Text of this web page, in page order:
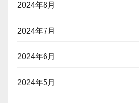
2024年8月
2024年7月
2024年6月
2024年5月